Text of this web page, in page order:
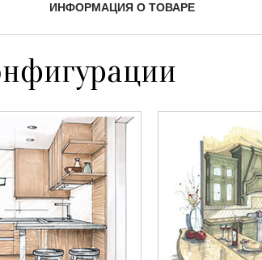
ИНФОРМАЦИЯ О ТОВАРЕ